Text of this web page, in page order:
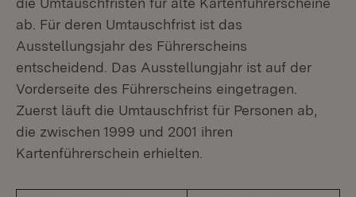
ab. Für deren Umtauschfrist ist das
Ausstellungsjahr des Führerscheins
entscheidend. Das Ausstellungjahr ist auf der
Vorderseite des Führerscheins eingetragen.
Zuerst läuft die Umtauschfrist für Personen ab,
die zwischen 1999 und 2001 ihren
Kartenführerschein erhielten.